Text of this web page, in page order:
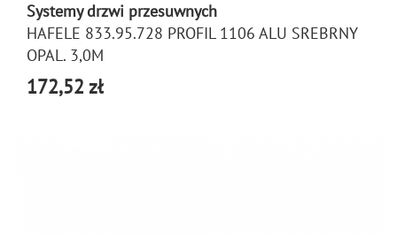
Systemy drzwi przesuwnych
HAFELE 833.95.728 PROFIL 1106 ALU SREBRNY
OPAL. 3,0M
172,52 zł